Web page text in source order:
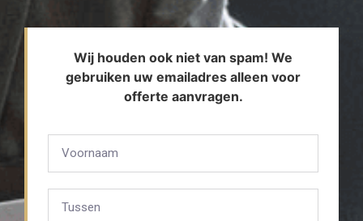
Wij houden ook niet van spam! We
gebruiken uw emailadres alleen voor
offerte aanvragen.